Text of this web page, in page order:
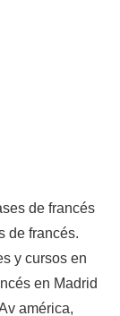
de francés
de francés.
y cursos en
en Madrid
américa,